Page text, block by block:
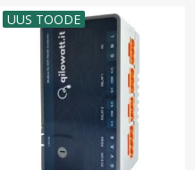
UUS TOODE